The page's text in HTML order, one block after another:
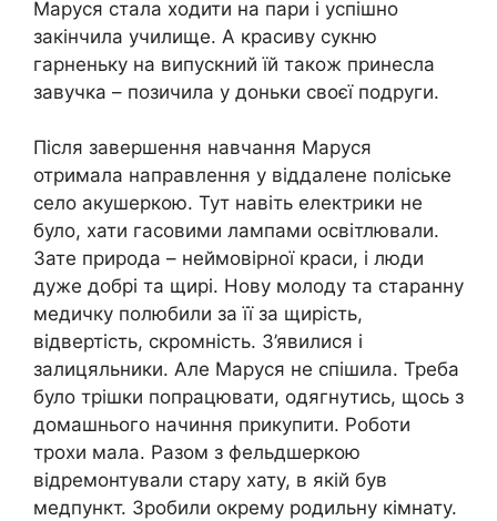
Маруся стала ходити на пари і успішно
закінчила училище. А красиву сукню
гарненьку на випускний їй також принесла
завучка – позичила у доньки своєї подруги.
Після завершення навчання Маруся
отримала направлення у віддалене поліське
село акушеркою. Тут навіть електрики не
було, хати гасовими лампами освітлювали.
Зате природа – неймовірної краси, і люди
дуже добрі та щирі. Нову молоду та старанну
медичку полюбили за її за щирість,
відвертість, скромність. З’явилися і
залицяльники. Але Маруся не спішила. Треба
було трішки попрацювати, одягнутись, щось з
домашнього начиння прикупити. Роботи
трохи мала. Разом з фельдшеркою
відремонтували стару хату, в якій був
медпункт. Зробили окрему родильну кімнату.